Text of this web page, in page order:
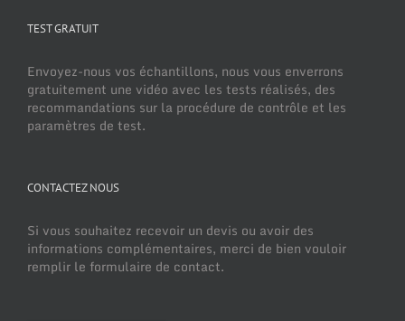
TEST GRATUIT
Envoyez-nous vos échantillons, nous vous enverrons
gratuitement une vidéo avec les tests réalisés, des
recommandations sur la procédure de contrôle et les
paramètres de test.
CONTACTEZ NOUS
Si vous souhaitez recevoir un devis ou avoir des
informations complémentaires, merci de bien vouloir
remplir le formulaire de contact.